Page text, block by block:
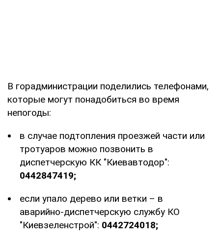
В горадминистрации поделились телефонами,
которые могут понадобиться во время
непогоды:
в случае подтопления проезжей части или
тротуаров можно позвонить в
диспетчерскую КК "Киевавтодор":
0442847419;
если упало дерево или ветки – в
аварийно-диспетчерскую службу КО
"Киевзеленстрой": 0442724018;